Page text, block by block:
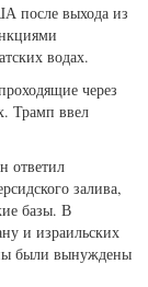
после выхода из
водах.
через
Трамп ввел
ответил
залива,
базы. В
и израильских
были вынуждены